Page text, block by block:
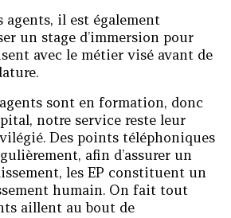
agents, il est également
un stage d’immersion pour
avec le métier visé avant de
sont en formation, donc
notre service reste leur
Des points téléphoniques
afin d’assurer un
les EP constituent un
humain. On fait tout
aillent au bout de